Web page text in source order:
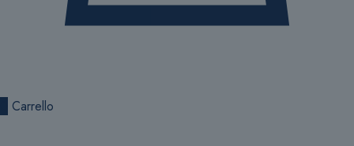
Carrello